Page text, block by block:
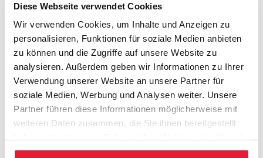
Diese Webseite verwendet Cookies
Wir verwenden Cookies, um Inhalte und Anzeigen zu
personalisieren, Funktionen für soziale Medien anbieten
zu können und die Zugriffe auf unsere Website zu
analysieren. Außerdem geben wir Informationen zu Ihrer
Verwendung unserer Website an unsere Partner für
soziale Medien, Werbung und Analysen weiter. Unsere
Partner führen diese Informationen möglicherweise mit
weiteren Daten zusammen, die Sie ihnen bereitgestellt
gesammelt haben.
Eva Brandt
Dr.
Zentrum für
Persönlichkeits-Training